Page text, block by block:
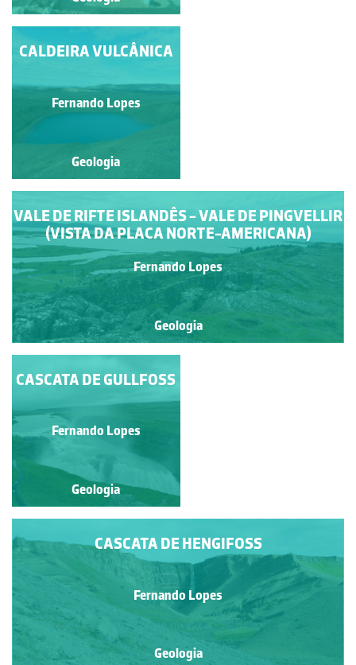
CAMPO GEOTERMAL
DE GEYSIR
Fernando Lopes
Geologia
CALDEIRA VULCÂNICA
Fernando Lopes
Geologia
VALE DE RIFTE ISLANDÊS - VALE DE PINGVELLIR
(VISTA DA PLACA NORTE-AMERICANA)
Fernando Lopes
Geologia
A GARGANTA DO
Fernando Lopes
Geologia
CASCATA DE HENGIFOSS
Fernando Lopes
Geologia
CASCATA DE GULLFOSS
Fernando Lopes
Geologia